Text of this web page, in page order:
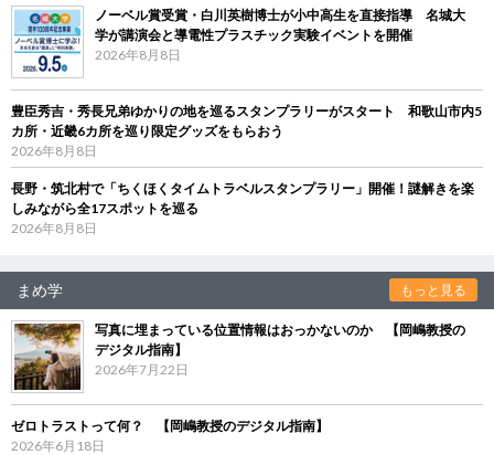
ノーベル賞受賞・白川英樹博士が小中高生を直接指導 名城大
学が講演会と導電性プラスチック実験イベントを開催
2026年8月8日
豊臣秀吉・秀長兄弟ゆかりの地を巡るスタンプラリーがスタート 和歌山市内5
カ所・近畿6カ所を巡り限定グッズをもらおう
2026年8月8日
長野・筑北村で「ちくほくタイムトラベルスタンプラリー」開催！謎解きを楽
しみながら全17スポットを巡る
2026年8月8日
まめ学 もっと見る
写真に埋まっている位置情報はおっかないのか 【岡嶋教授の
デジタル指南】
2026年7月22日
ゼロトラストって何？ 【岡嶋教授のデジタル指南】
2026年6月18日